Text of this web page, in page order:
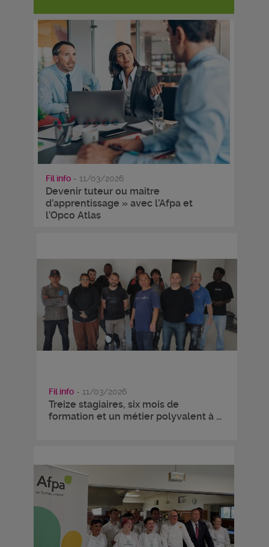
Fil info - 11/03/2026
Devenir tuteur ou maître
d’apprentissage » avec l’Afpa et
l’Opco Atlas
Fil info - 11/03/2026
Treize stagiaires, six mois de
formation et un métier polyvalent à ...